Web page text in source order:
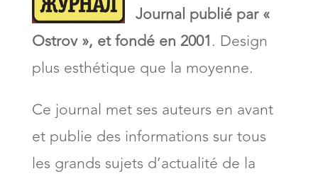
Journal publié par «
Ostrov », et fondé en 2001. Design
plus esthétique que la moyenne.
Ce journal met ses auteurs en avant
et publie des informations sur tous
les grands sujets d’actualité de la